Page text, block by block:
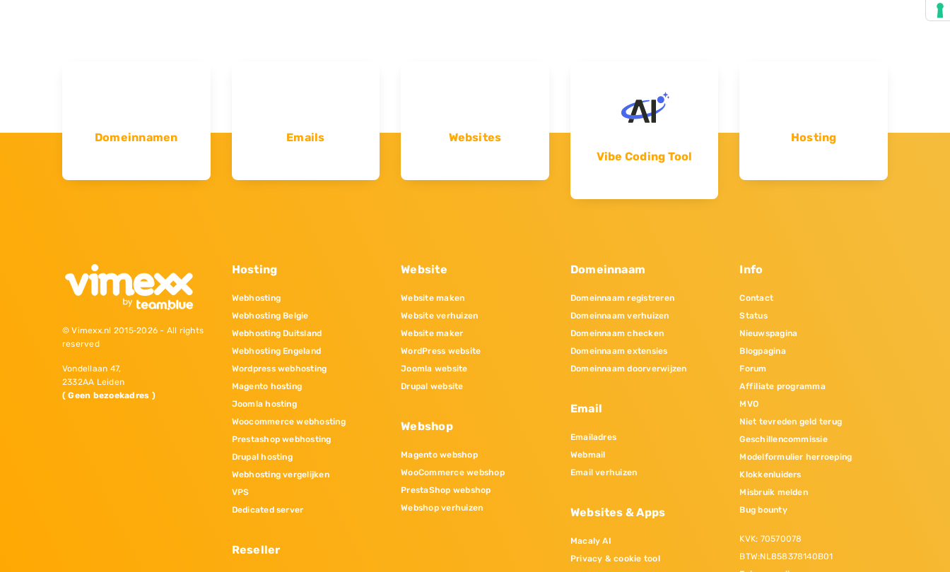
Domeinnamen Emails
Websites
Vibe Coding Tool
Hosting
© Vimexx.nl 2015‐2026 - All rights
reserved
Vondellaan 47,
2332AA Leiden
( Geen bezoekadres )
Hosting
Webhosting
Webhosting Belgie
Webhosting Duitsland
Webhosting Engeland
Wordpress webhosting
Magento hosting
Joomla hosting
Woocommerce webhosting
Prestashop webhosting
Drupal hosting
Webhosting vergelijken
VPS
Dedicated server
Reseller
Website
Website maken
Website verhuizen
Website maker
WordPress website
Joomla website
Drupal website
Webshop
Magento webshop
WooCommerce webshop
PrestaShop webshop
Webshop verhuizen
Domeinnaam
Domeinnaam registreren
Domeinnaam verhuizen
Domeinnaam checken
Domeinnaam extensies
Domeinnaam doorverwijzen
Email
Emailadres
Webmail
Email verhuizen
Websites & Apps
Macaly AI
Privacy & cookie tool
Info
Contact
Status
Nieuwspagina
Blogpagina
Forum
Affiliate programma
MVO
Niet tevreden geld terug
Geschillencommissie
Modelformulier herroeping
Klokkenluiders
Misbruik melden
Bug bounty
KVK: 70570078
BTW:NL858378140B01